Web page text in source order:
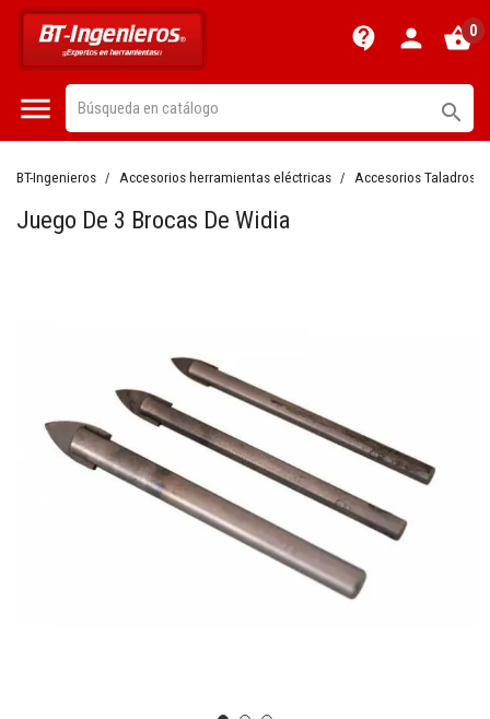
contact_support person shopping_basket0
 
BT-Ingenieros Accesorios herramientas eléctricas Accesorios Taladros
Juego De 3 Brocas De Widia